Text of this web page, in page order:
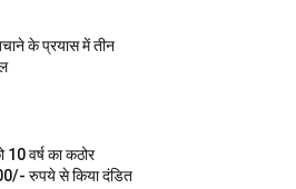
के प्रयास में तीन
10 वर्ष का कठोर
रुपये से किया दंडित